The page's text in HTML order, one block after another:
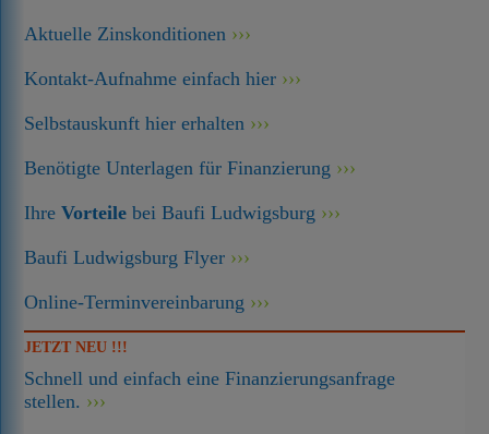
Aktuelle Zinskonditionen
Kontakt-Aufnahme einfach hier
Selbstauskunft hier erhalten
Benötigte Unterlagen für Finanzierung
IhreVorteile bei Baufi Ludwigsburg
Baufi Ludwigsburg Flyer
Online-Terminvereinbarung
JETZT NEU !!!
Schnell und einfach eine Finanzierungsanfrage
stellen.